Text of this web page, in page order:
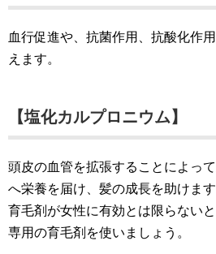
血行促進や、抗菌作用、抗酸化作
えます。
【塩化カルプロニウム】
頭皮の血管を拡張することによっ
へ栄養を届け、髪の成長を助けま
育毛剤が女性に有効とは限らない
専用の育毛剤を使いましょう。